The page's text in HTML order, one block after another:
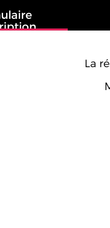
La